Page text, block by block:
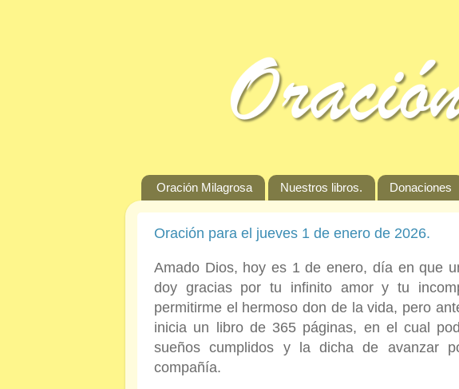
Oración Milagrosa Nuestros libros. Donaciones
Oración para el jueves 1 de enero de 2026.
Amado Dios, hoy es 1 de enero, día en que
doy gracias por tu infinito amor y tu
permitirme el hermoso don de la vida, pero
inicia un libro de 365 páginas, en el cual
sueños cumplidos y la dicha de avanzar
compañía.